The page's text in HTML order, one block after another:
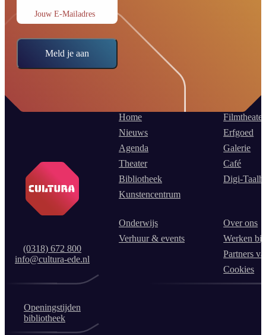
Jouw E-Mailadres
Meld je aan
(0318) 672 800
info@cultura-ede.nl
Home
Nieuws
Agenda
Theater
Bibliotheek
Kunstencentrum
Filmtheater
Erfgoed
Galerie
Café
Digi-
Onderwijs
Verhuur & events
Over ons
Werken
Partners
Cookies
Openingstijden
bibliotheek